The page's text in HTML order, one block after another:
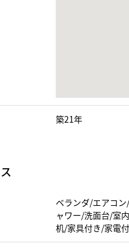
築21年
ベランダ/エアコ
ャワー/洗面台/室
机/家具付き/家電